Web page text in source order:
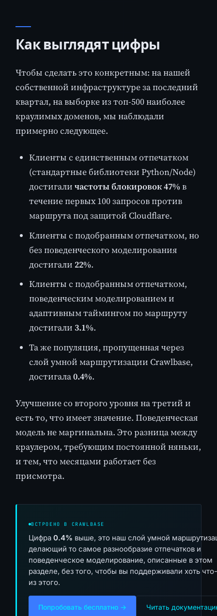
Как выглядят цифры
Чтобы сделать это конкретным: на нашей
собственной инфраструктуре за последний
квартал, на выборке из топ-500 наиболее
краулимых доменов, мы наблюдали
примерно следующее.
Клиенты с единственным отпечатком
(стандартные библиотеки Python/Node)
достигали частоты блокировок 47%в
течение первых 100 запросов против
маршрута под защитой Cloudflare.
Клиенты с подобранным отпечатком, но
без поведенческого моделирования
достигали 22%.
Клиенты с подобранным отпечатком,
поведенческим моделированием и
адаптивным таймингом по маршруту
достигали 3.1%.
Та же популяция, пропущенная через
слой умной маршрутизации Crawlbase,
достигала0.4%.
Улучшение со второго уровня на третий и
есть то, что имеет значение. Поведенческая
модель не маргинальна. Это разница между
краулером, требующим постоянной няньки,
и тем, что месяцами работает без
присмотра.
ВСТРОЕНО В CRAWLBASE
Цифра 0.4% выше, это наш слой умной
делающий то самое разнообразие отпечатков и
поведенческое моделирование, описанные в этом
разделе, без того, чтобы вы поддерживали хоть
из этого.
Попробовать бесплатно → Читать